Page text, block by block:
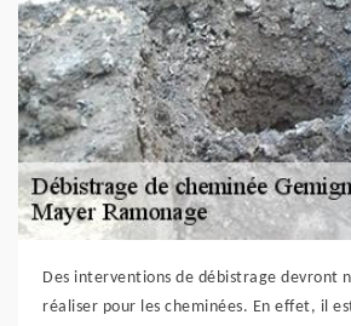
Des interventions de débistrage devront
réaliser pour les cheminées. En effet, il